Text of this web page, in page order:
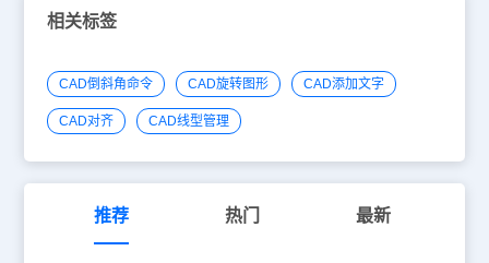
相关标签
CAD倒斜角命令 CAD旋转图形 CAD添加文字
CAD对齐 CAD线型管理
推荐 热门 最新